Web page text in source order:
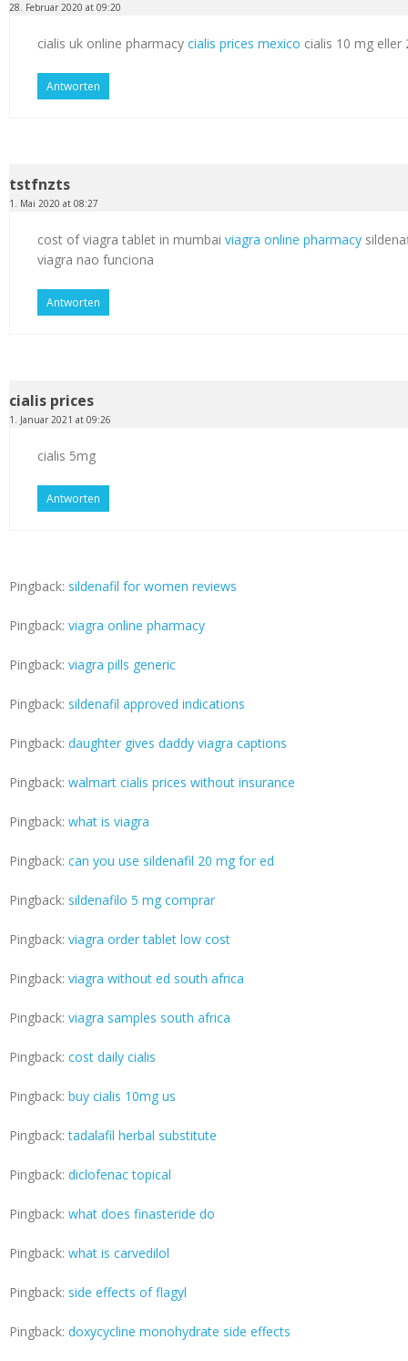
28. Februar 2020 at 09:20
cialis uk online pharmacy cialis prices mexico cialis 10 mg
Antworten
tstfnzts
1. Mai 2020 at 08:27
cost of viagra tablet in mumbai viagra online pharmacy
viagra nao funciona
Antworten
cialis prices
1. Januar 2021 at 09:26
cialis 5mg
Antworten
Pingback: sildenafil for women reviews
Pingback: viagra online pharmacy
Pingback: viagra pills generic
Pingback: sildenafil approved indications
Pingback: daughter gives daddy viagra captions
Pingback: walmart cialis prices without insurance
Pingback: what is viagra
Pingback: can you use sildenafil 20 mg for ed
Pingback: sildenafilo 5 mg comprar
Pingback: viagra order tablet low cost
Pingback: viagra without ed south africa
Pingback: viagra samples south africa
Pingback: cost daily cialis
Pingback: buy cialis 10mg us
Pingback:tadalafil herbal substitute
Pingback: diclofenac topical
Pingback: what does finasteride do
Pingback: what is carvedilol
Pingback: side effects of flagyl
Pingback: doxycycline monohydrate side effects